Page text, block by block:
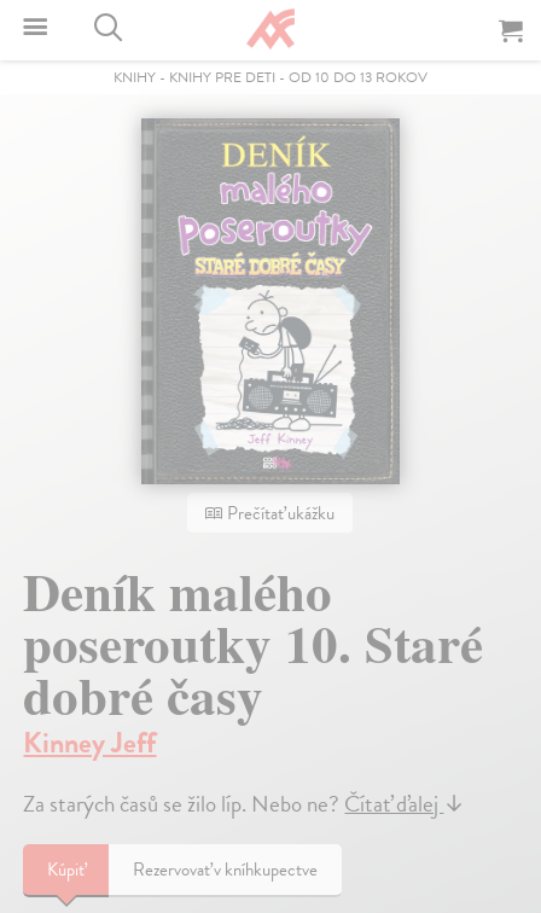
KNIHY - KNIHY PRE DETI - OD 10 DO 13 ROKOV
Prečítať ukážku
Deník malého
poseroutky 10. Staré
dobré časy
Kinney Jeff
Za starých časů se žilo líp. Nebo ne?Čítať ďalej↓
Kúpiť Rezervovať v kníhkupectve